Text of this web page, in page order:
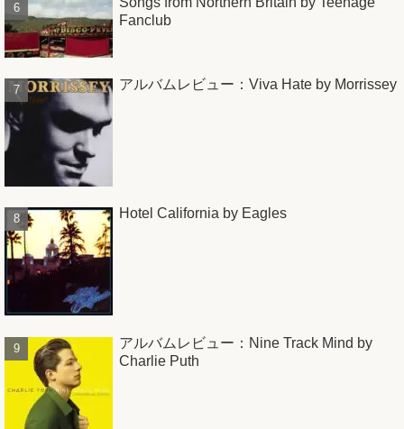
Fanclub
アルバムレビュー：Viva Hate by Morrissey
Hotel California by Eagles
アルバムレビュー：Nine Track Mind by
Charlie Puth